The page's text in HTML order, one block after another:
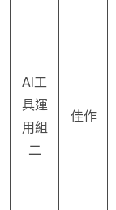
AI工
具運
用組
二
佳作